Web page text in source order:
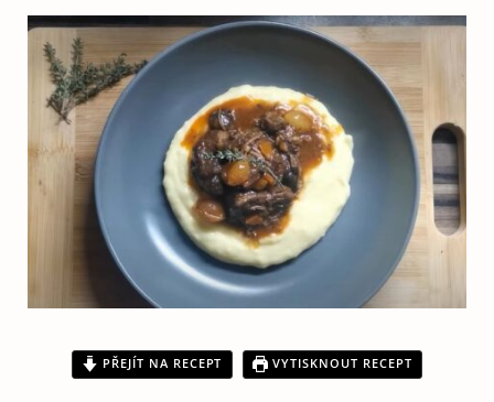
PŘEJÍT NA RECEPT VYTISKNOUT RECEPT